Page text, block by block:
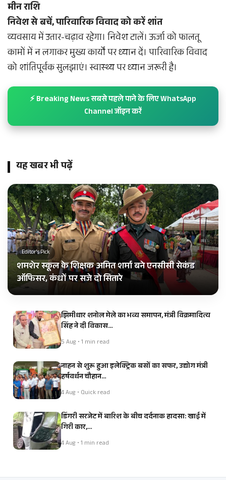
मीन राशि
निवेश से बचें, पारिवारिक विवाद को करें शांत
व्यवसाय में उतार-चढ़ाव रहेगा। निवेश टालें। ऊर्जा को फालतू
कामों में न लगाकर मुख्य कार्यों पर ध्यान दें। पारिवारिक विवाद
को शांतिपूर्वक सुलझाएं। स्वास्थ्य पर ध्यान जरूरी है।
⚡ Breaking News सबसे पहले पाने के लिए WhatsApp
Channel जॉइन करें
यह खबर भी पढ़ें
Editor's Pick
शमशेर स्कूल के शिक्षक अमित शर्मा बने एनसीसी सेकंड
ऑफिसर, कंधों पर सजे दो सितारे
झिमीधार शनोल मेले का भव्य समापन, मंत्री विक्रमादित्य
सिंह ने दी विकास…
5 Aug • 1 min read
नाहन से शुरू हुआ इलेक्ट्रिक बसों का सफर, उद्योग मंत्री
हर्षवर्धन चौहान…
4 Aug • Quick read
डिंगरी सरजेट में बारिश के बीच दर्दनाक हादसा: खाई में
गिरी कार,…
4 Aug • 1 min read